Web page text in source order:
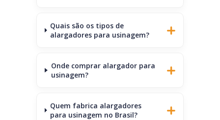
Quais são os tipos de
alargadores para usinagem?
Onde comprar alargador para
usinagem?
Quem fabrica alargadores
para usinagem no Brasil?